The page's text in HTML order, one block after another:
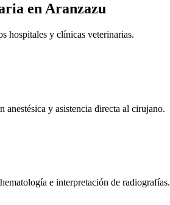
en Aranzazu
hospitales y clínicas veterinarias.
y asistencia directa al cirujano.
e interpretación de radiografías.